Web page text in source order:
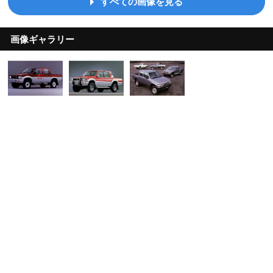
画像ギャラリー